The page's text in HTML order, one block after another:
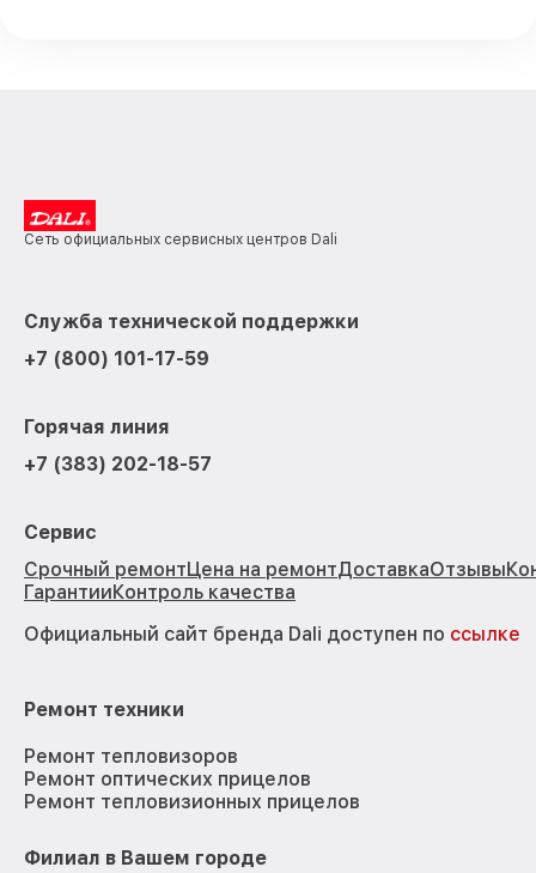
Сеть официальных сервисных центров Dali
Служба технической поддержки
+7 (800) 101-17-59
Горячая линия
+7 (383) 202-18-57
Сервис
Срочный ремонтЦена на ремонтДоставкаОтзывы
ГарантииКонтроль качества
Официальный сайт бренда Dali доступен по ссылке
Ремонт техники
Ремонт тепловизоров
Ремонт оптических прицелов
Ремонт тепловизионных прицелов
Филиал в Вашем городе